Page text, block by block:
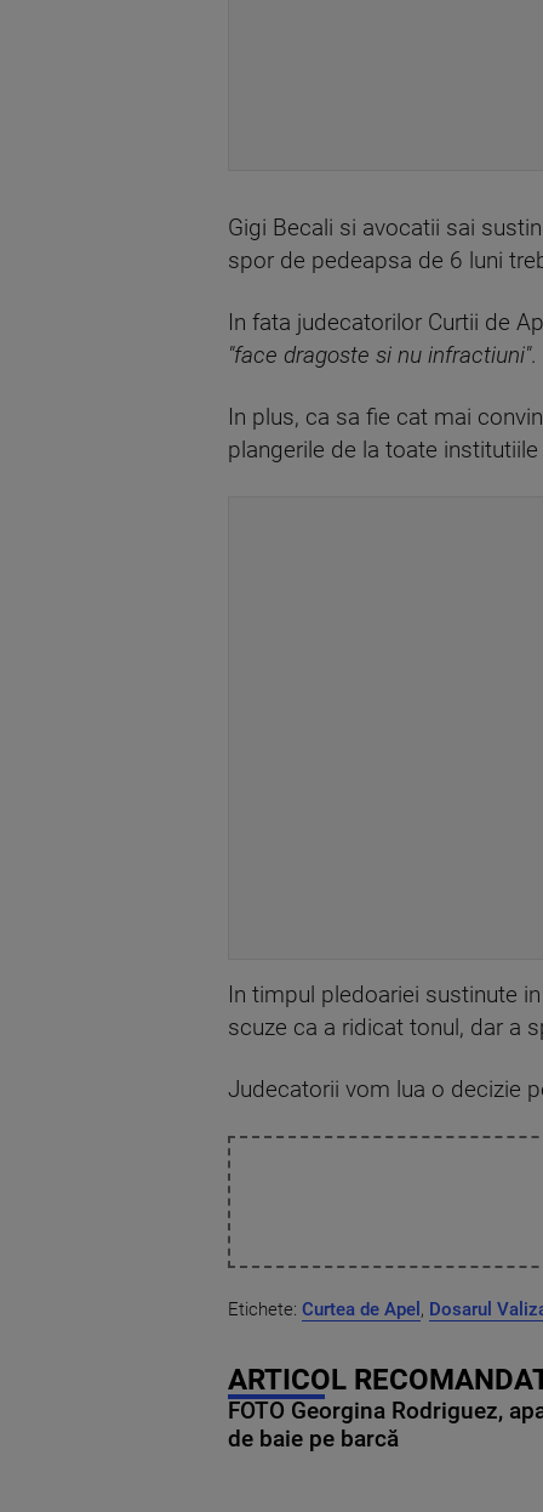
Gigi Becali si avocatii sai
spor de pedeapsa de 6 luni
In fata judecatorilor Curtii de
"face dragoste si nu infractiuni".
In plus, ca sa fie cat mai
plangerile de la toate
In timpul pledoariei sustinute
scuze ca a ridicat tonul, dar a
Judecatorii vom lua o decizie
Etichete: Curtea de Apel , Dosarul
ARTICOL
FOTO Georgina Rodriguez,
de baie pe barcă